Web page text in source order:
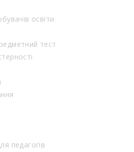
освіти
тест
педагогів